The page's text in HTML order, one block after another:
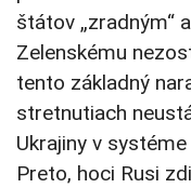
štátov „zradným“
Zelenskému
tento základný
stretnutiach
Ukrajiny v
Preto, hoci Rusi